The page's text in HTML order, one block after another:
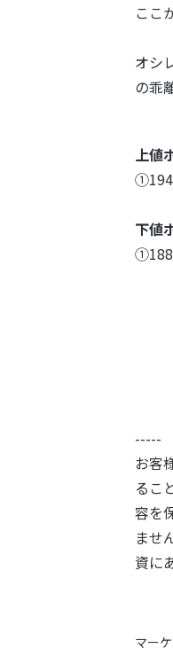
ここ
オシ
の乖
上値
下値
-----
お客
るこ
容を
ませ
資に
マー